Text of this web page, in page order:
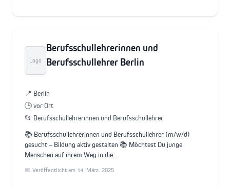
Logo
Berufsschullehrerinnen und
Berufsschullehrer Berlin
📍 Berlin
🕒 vor Ort
📂 Berufsschullehrerinnen und Berufsschullehrer
📚 Berufsschullehrerinnen und Berufsschullehrer (m/w/d)
gesucht – Bildung aktiv gestalten 📚 Möchtest Du junge
Menschen auf ihrem Weg in die…
📅 Veröffentlicht am 14. März. 2025